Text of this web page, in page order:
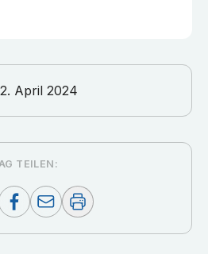
April 2024
TEILEN: